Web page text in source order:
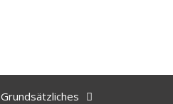
Grundsätzliches